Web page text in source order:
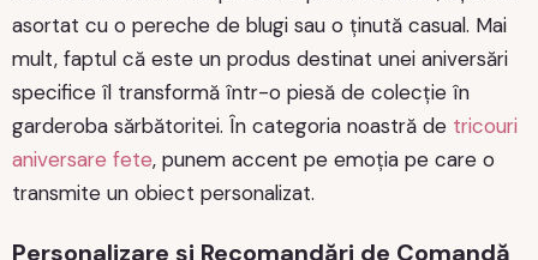
asortat cu o pereche de blugi sau o ținută casual. Mai
mult, faptul că este un produs destinat unei aniversări
specifice îl transformă într-o piesă de colecție în
garderoba sărbătoritei. În categoria noastră de tricouri
aniversare fete, punem accent pe emoția pe care o
transmite un obiect personalizat.
Personalizare și Recomandări de Comandă